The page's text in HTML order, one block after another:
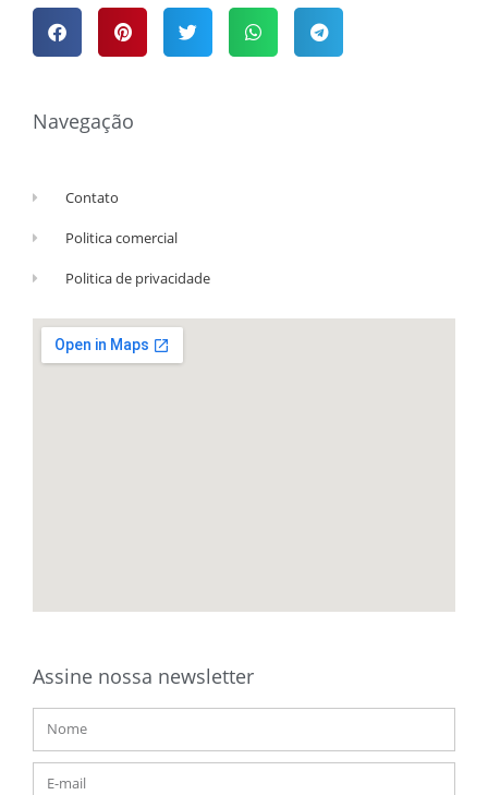
Navegação
Contato
Politica comercial
Politica de privacidade
Assine nossa newsletter